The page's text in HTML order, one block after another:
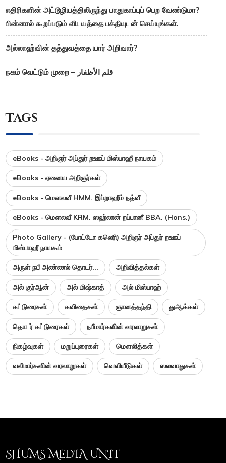
எதிரிகளின் அட்டூழியத்திலிருந்து பாதுகாப்புப் பெற வேண்டுமா?
பின்னால் கூறப்படும் விடயத்தை பக்தியுடன் செய்யுங்கள்.
அல்லாஹ்வின் தத்துவத்தை யார் அறிவார்?
நகம் வெட்டும் முறை – قلم الأظفار
Tags
eBooks - அறிஞர் அப்துர் றஊப் மிஸ்பாஹீ நாயகம்
eBooks - ஏனைய அறிஞர்கள்
eBooks - மௌலவீ HMM. இப்றாஹீம் நத்வீ
eBooks - மௌலவீ KRM. ஸஹ்லான் றப்பானீ BBA. (Hons.)
Photo Gallery - (போட்டோ கலெரி) அறிஞர் அப்துர் றஊப்
மிஸ்பாஹீ நாயகம்
அருள் நபீ அண்ணல் தொடர்... அறிவித்தல்கள்
அல் குர்ஆன் அல் மிஷ்காத் அல் மிஸ்பாஹ்
கட்டுரைகள் கவிதைகள் ஞானத்தந்தி துஆக்கள்
தொடர் கட்டுரைகள் நபீமார்களின் வரலாறுகள்
நிகழ்வுகள் மறுப்புரைகள் மௌலித்கள்
வலீமார்களின் வரலாறுகள் வெளியீடுகள் ஸலவாதுகள்
SHUMS MEDIA UNIT